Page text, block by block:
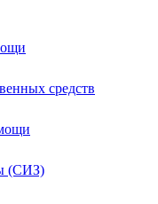
средств
(СИЗ)